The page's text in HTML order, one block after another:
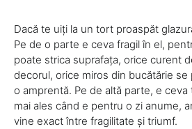
Dacă te uiți la un tort proaspăt
Pe de o parte e ceva fragil în el,
poate strica suprafața, orice curent
decorul, orice miros din bucătărie se
o amprentă. Pe de altă parte, e
mai ales când e pentru o zi anume,
vine exact între fragilitate și triumf.